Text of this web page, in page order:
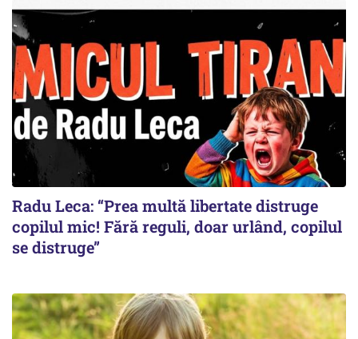
Radu Leca: “Prea multă libertate distruge
copilul mic! Fără reguli, doar urlând, copilul
se distruge”